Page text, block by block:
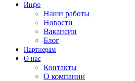
Инфо
Наши работы
Новости
Вакансии
Блог
Партнерам
О нас
Контакты
О компании